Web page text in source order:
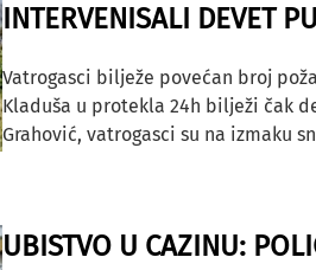
INTERVENISALI DEVET
Vatrogasci bilježe povećan broj
Kladuša u protekla 24h bilježi čak
Grahović, vatrogasci su na izmaku
UBISTVO U CAZINU: